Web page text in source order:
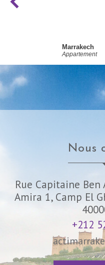
Marrakech
Appartement
Rue Capitaine Ben
Amira 1, Camp El
+212